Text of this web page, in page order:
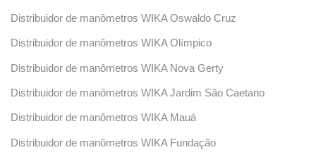
Distribuidor de manômetros WIKA Oswaldo Cruz
Distribuidor de manômetros WIKA Olímpico
Distribuidor de manômetros WIKA Nova Gerty
Distribuidor de manômetros WIKA Jardim São Caetano
Distribuidor de manômetros WIKA Mauá
Distribuidor de manômetros WIKA Fundação